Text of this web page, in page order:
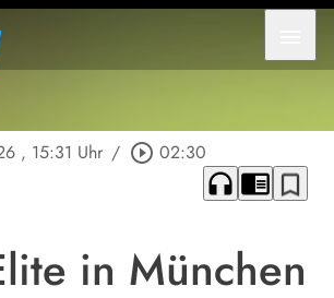
, 15:31 Uhr / play_circle_outline 02:30
headphones chrome_reader_mode bookmark_border
in München